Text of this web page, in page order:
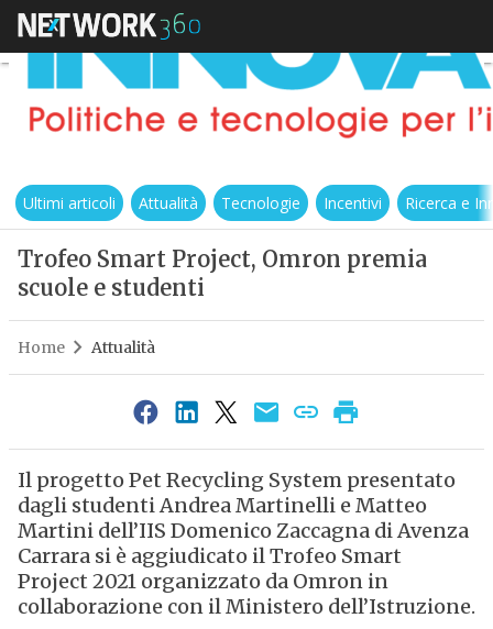
Ultimi articoli Attualità Tecnologie Incentivi Ricerca e
Trofeo Smart Project, Omron premia
scuole e studenti
Home Attualità
Il progetto Pet Recycling System presentato
dagli studenti Andrea Martinelli e Matteo
Martini dell’IIS Domenico Zaccagna di Avenza
Carrara si è aggiudicato il Trofeo Smart
Project 2021 organizzato da Omron in
collaborazione con il Ministero dell’Istruzione.